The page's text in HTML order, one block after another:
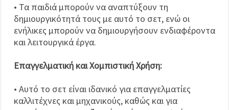
• Τα παιδιά μπορούν να αναπτύξουν τη
δημιουργικότητά τους με αυτό το σετ, ενώ οι
ενήλικες μπορούν να δημιουργήσουν ενδιαφέροντα
και λειτουργικά έργα.
Επαγγελματική και Χομπιστική Χρήση:
• Αυτό το σετ είναι ιδανικό για επαγγελματίες
καλλιτέχνες και μηχανικούς, καθώς και για